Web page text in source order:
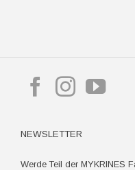
NEWSLETTER
Werde Teil der MYKRINES